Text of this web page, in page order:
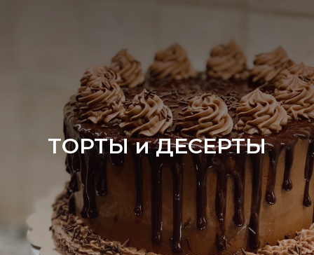
ТОРТЫ и ДЕСЕРТЫ